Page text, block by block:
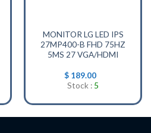
MONITOR LG LED IPS
27MP400-B FHD 75HZ
5MS 27 VGA/HDMI
$189.00
Stock : 5